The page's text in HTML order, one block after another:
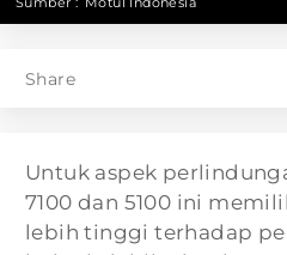
Share
Untuk aspek
7100 dan 5100 ini
lebih tinggi terhadap